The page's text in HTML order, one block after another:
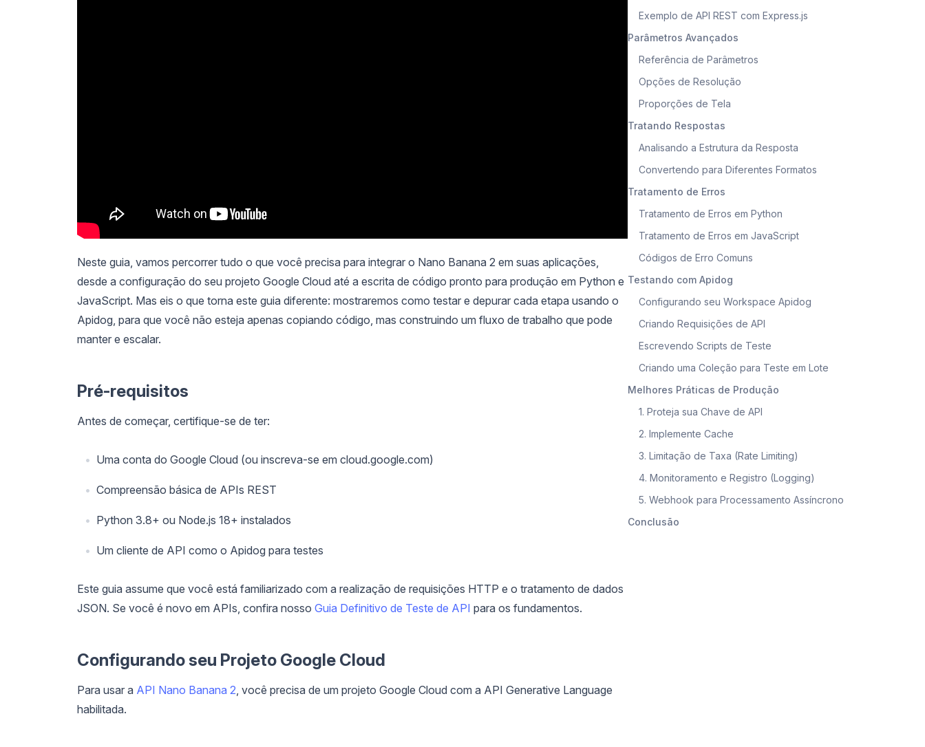
Neste guia, vamos percorrer tudo o que você precisa para integrar o Nano Banana 2 em suas aplicações,
desde a configuração do seu projeto Google Cloud até a escrita de código pronto para produção em Python e
JavaScript. Mas eis o que torna este guia diferente: mostraremos como testar e depurar cada etapa usando o
Apidog, para que você não esteja apenas copiando código, mas construindo um fluxo de trabalho que pode
manter e escalar.
Pré-requisitos
Antes de começar, certifique-se de ter:
Uma conta do Google Cloud (ou inscreva-se em cloud.google.com)
Compreensão básica de APIs REST
Python 3.8+ ou Node.js 18+ instalados
Um cliente de API como o Apidog para testes
Este guia assume que você está familiarizado com a realização de requisições HTTP e o tratamento de dados
JSON. Se você é novo em APIs, confira nosso Guia Definitivo de Teste de API para os fundamentos.
Configurando seu Projeto Google Cloud
Para usar a API Nano Banana 2 , você precisa de um projeto Google Cloud com a API Generative Language
habilitada.
Exemplo de API REST com Express.js
Parâmetros Avançados
Referência de Parâmetros
Opções de Resolução
Proporções de Tela
Tratando Respostas
Analisando a Estrutura da Resposta
Convertendo para Diferentes Formatos
Tratamento de Erros
Tratamento de Erros em Python
Tratamento de Erros em JavaScript
Códigos de Erro Comuns
Testando com Apidog
Configurando seu Workspace Apidog
Criando Requisições de API
Escrevendo Scripts de Teste
Criando uma Coleção para Teste em Lote
Melhores Práticas de Produção
1. Proteja sua Chave de API
2. Implemente Cache
3. Limitação de Taxa (Rate Limiting)
4. Monitoramento e Registro (Logging)
5. Webhook para Processamento Assíncrono
Conclusão